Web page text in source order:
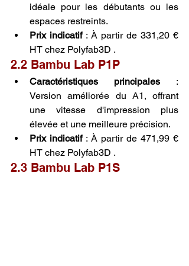
idéale pour les débutants ou les
espaces restreints.
Prix indicatif : À partir de 331,20 €
HT chez Polyfab3D .
2.2 Bambu Lab P1P
Caractéristiques principales :
Version améliorée du A1, offrant
une vitesse d'impression plus
élevée et une meilleure précision.
Prix indicatif : À partir de 471,99 €
HT chez Polyfab3D .
2.3 Bambu Lab P1S